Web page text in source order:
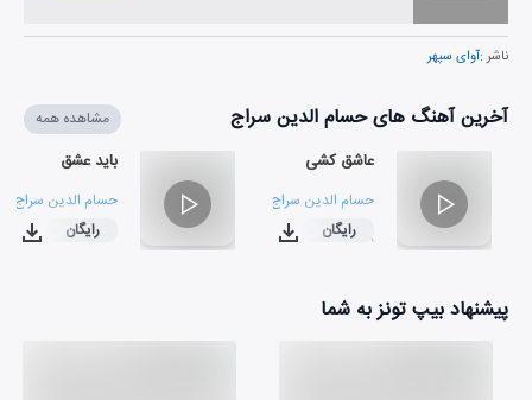
ناشر :آوای سپهر
آخرین آهنگ های حسام الدین سراج مشاهده همه
عاشق کشی
حسام الدین سراج
۰۴:۱۸رایگان
باید عشق
حسام الدین سراج
۰۳:۵۳
رایگان
پیشنهاد بیپ تونز به شما